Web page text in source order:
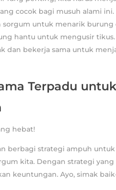
cocok bagi musuh alami ini.
untuk menarik burung
hantu untuk mengusir
dan bekerja sama untuk
Terpadu
hebat!
berbagi strategi ampuh
kita. Dengan strategi
keuntungan. Ayo, simak